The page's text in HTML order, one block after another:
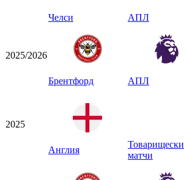
Челси АПЛ
2025/2026
Брентфорд АПЛ
2025
Англия
матчи